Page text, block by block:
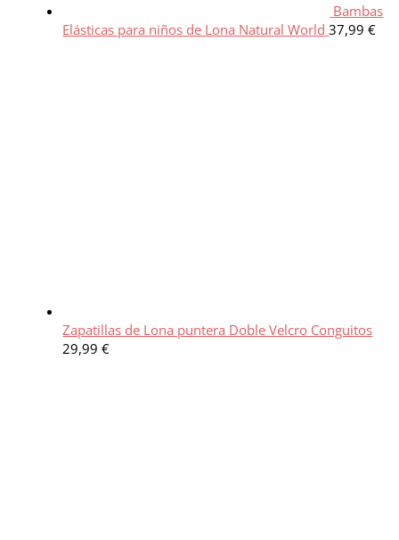
Bambas
Elásticas para niños de Lona Natural World 37,99€
Zapatillas de Lona puntera Doble Velcro Conguitos
29,99€